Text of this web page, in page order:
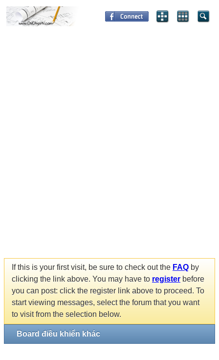
If this is your first visit, be sure to check out the FAQ by
clicking the link above. You may have to register before
you can post: click the register link above to proceed. To
start viewing messages, select the forum that you want
to visit from the selection below.
Board điều khiển khác